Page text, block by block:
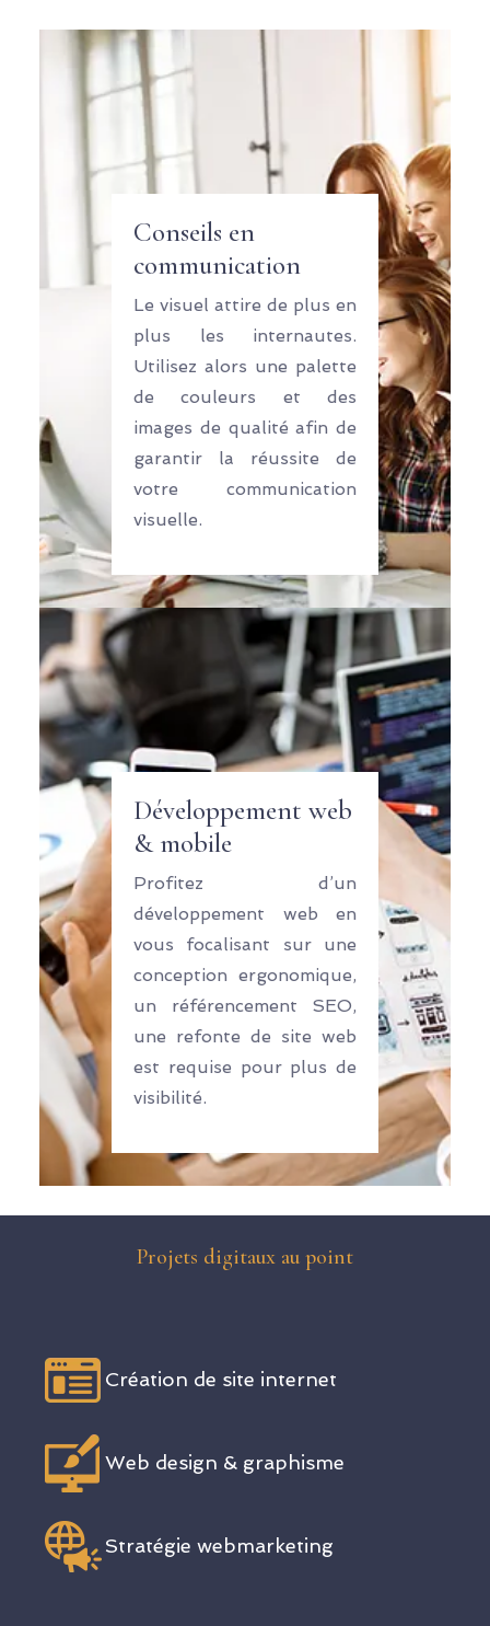
Conseils en
communication
Le visuel attire de plus en
plus les internautes.
Utilisez alors une palette
de couleurs et des
images de qualité afin de
garantir la réussite de
votre communication
visuelle.
Développement web
& mobile
Profitez d’un
développement web en
vous focalisant sur une
conception ergonomique,
un référencement SEO,
une refonte de site web
est requise pour plus de
visibilité.
Projets digitaux au point
Création de site internet
Web design & graphisme
Stratégie webmarketing